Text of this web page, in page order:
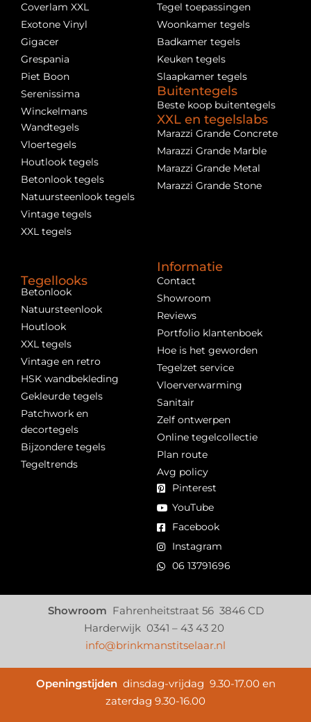
Coverlam XXL
Exotone Vinyl
Gigacer
Grespania
Piet Boon
Serenissima
Winckelmans
Wandtegels
Vloertegels
Houtlook tegels
Betonlook tegels
Natuursteenlook tegels
Vintage tegels
XXL tegels
Tegel toepassingen
Woonkamer tegels
Badkamer tegels
Keuken tegels
Slaapkamer tegels
Buitentegels
Beste koop buitentegels
XXL en tegelslabs
Marazzi Grande Concrete
Marazzi Grande Marble
Marazzi Grande Metal
Marazzi Grande Stone
Tegellooks
Betonlook
Natuursteenlook
Houtlook
XXL tegels
Vintage en retro
HSK wandbekleding
Gekleurde tegels
Patchwork en
decortegels
Bijzondere tegels
Tegeltrends
Informatie
Contact
Showroom
Reviews
Portfolio klantenboek
Hoe is het geworden
Tegelzet service
Vloerverwarming
Sanitair
Zelf ontwerpen
Online tegelcollectie
Plan route
Avg policy
Pinterest
YouTube
Facebook
Instagram
06 13791696
Showroom Fahrenheitstraat 56 3846 CD
Harderwijk 0341 – 43 43 20
info@brinkmanstitselaar.nl
Openingstijden dinsdag-vrijdag 9.30-17.00 en
zaterdag 9.30-16.00